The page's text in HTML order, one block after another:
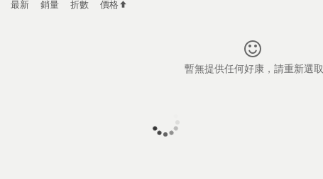
最新 銷量 折數 價格
暫無提供任何好康，請重新選取